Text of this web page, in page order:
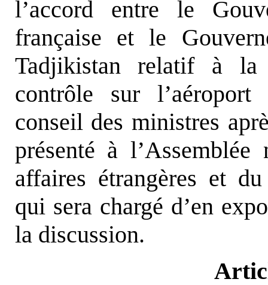
l’accord entre le
française et le
Tadjikistan relatif à la
contrôle sur
conseil des ministres
présenté à
affaires étrangères et
qui sera chargé d’en
la discussion.